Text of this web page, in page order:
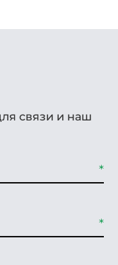
связи и наш